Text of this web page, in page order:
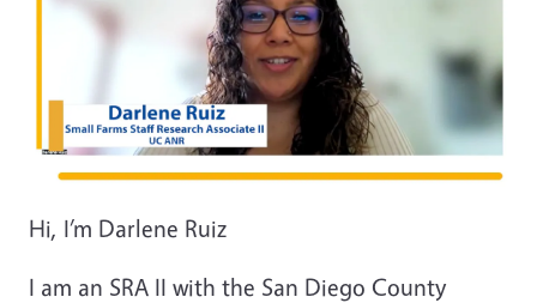
Hi, I’m Darlene Ruiz
I am an SRA II with the San Diego County